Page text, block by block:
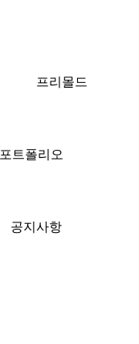
프리몰드
포트폴리오
공지사항